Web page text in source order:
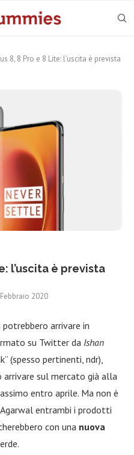
8, 8 Pro e 8 Lite: l’uscita è prevista
l’uscita è prevista
2020
arrivare in
su Twitter da Ishan
(spesso pertinenti, ndr),
arrivare sul mercato già alla
entro aprile. Ma non è
entrambi i prodotti
con una nuova